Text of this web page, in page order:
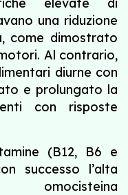
una riduzione
come dimostrato
Al contrario,
diurne con
e prolungato la
con risposte
(B12, B6 e
successo l’alta